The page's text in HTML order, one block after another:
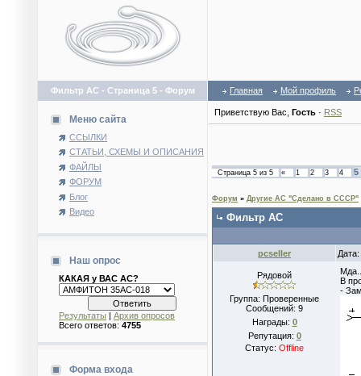
Фильтр АС - Страница 5 - Форум Главная Мой профиль
Меню сайта
ССЫЛКИ
СТАТЬИ, СХЕМЫ И ОПИСАНИЯ
ФАЙЛЫ
ФОРУМ
Блог
Видео
Наш опрос
КАКАЯ у ВАС АС?
Результаты | Архив опросов
Всего ответов: 4755
Форма входа
Приветствую Вас Гость · RSS
Страница 5 из 5 « 1 2 3 4 5
Форум » Другие АС "Сделано в СССР"
Фильтр АС
pcseller
Рядовой
Группа: Проверенные
Сообщений: 9
Награды: 0
Репутация: 0
Статус: Offline
В
-